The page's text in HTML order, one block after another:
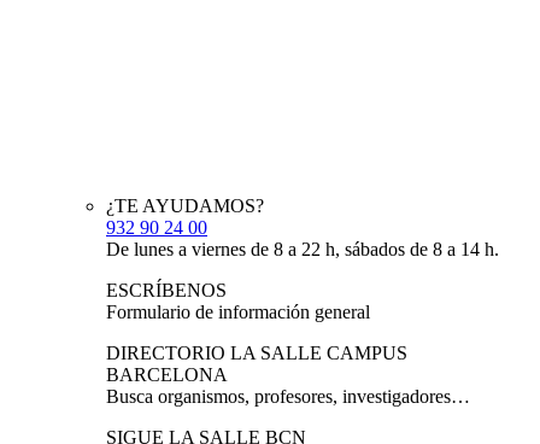
¿TE AYUDAMOS?
932 90 24 00
De lunes a viernes de 8 a 22 h, sábados de 8 a 14 h.
ESCRÍBENOS
Formulario de información general
DIRECTORIO LA SALLE CAMPUS
BARCELONA
Busca organismos, profesores, investigadores…
SIGUE LA SALLE BCN